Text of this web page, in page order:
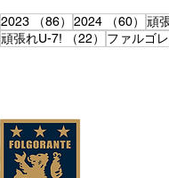
2023 （86） 86件の記事
2024 （60） 60
頑
頑張れU-7!
（22） 22件の記事
ファルゴ